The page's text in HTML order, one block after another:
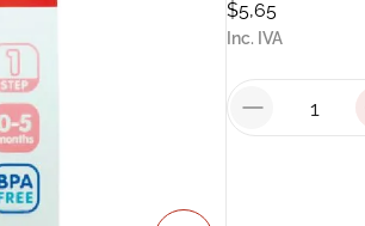
$5,65
Inc. IVA